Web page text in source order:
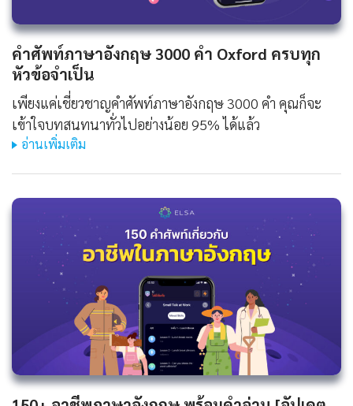
คําศัพท์ภาษาอังกฤษ 3000 คํา Oxford ครบทุก
หัวข้อจำเป็น
เพียงแค่เชี่ยวชาญคำศัพท์ภาษาอังกฤษ 3000 คำ คุณก็จะ
เข้าใจบทสนทนาทั่วไปอย่างน้อย 95% ได้แล้ว
อ่านเพิ่มเติม